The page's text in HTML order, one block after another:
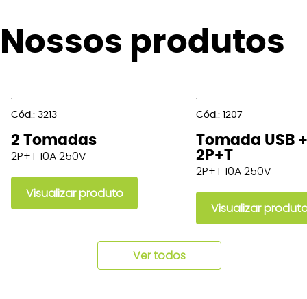
Nossos produtos
Cód.: 3213
2 Tomadas
2P+T 10A 250V
Visualizar produto
Cód.: 1207
Tomada USB
2P+T
2P+T 10A 250V
Visualizar
Ver todos